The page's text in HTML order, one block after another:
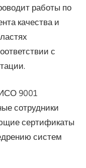
работы по
качества и
с
9001
сотрудники
сертификаты
систем